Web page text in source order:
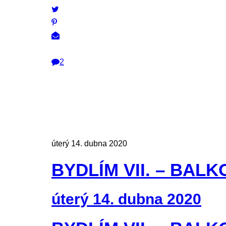
2
úterý 14. dubna 2020
BYDLÍM VII. –
úterý 14. dubna 2020